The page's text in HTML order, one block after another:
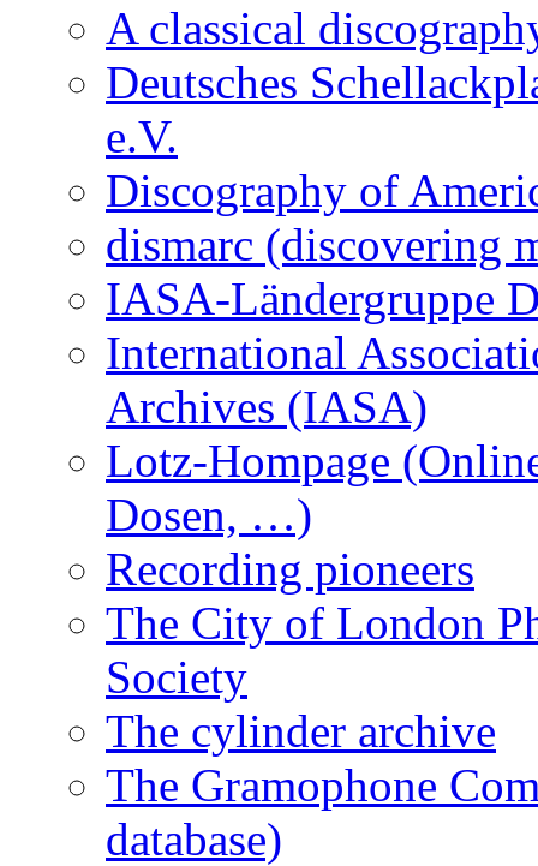
A classical
Deutsches
e.V.
Discography of
dismarc (discovering
IASA-Ländergruppe
International
Archives (IASA)
Lotz-Hompage
Dosen, …)
Recording pioneers
The City of London
Society
The cylinder archive
The Gramophone
database)